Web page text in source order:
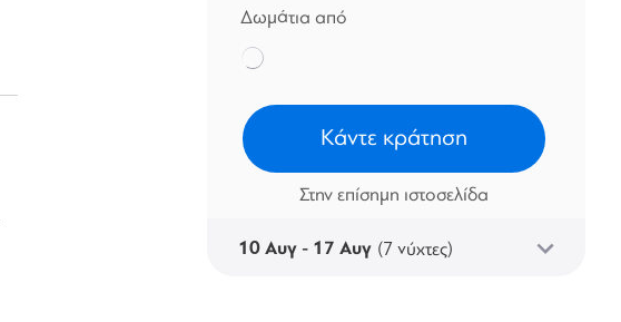
Δωμάτια από
Κάντε κράτηση
Στην επίσημη ιστοσελίδα
10 Αυγ - 17 Αυγ (7 νύχτες)